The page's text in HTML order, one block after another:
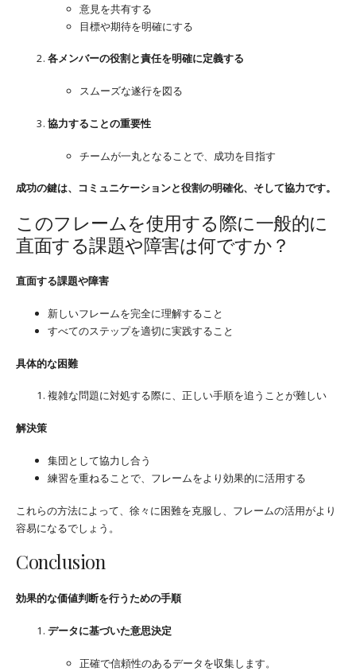
意見を共有する
目標や期待を明確にする
各メンバーの役割と責任を明確に定義する
スムーズな遂行を図る
協力することの重要性
チームが一丸となることで、成功を目指す
成功の鍵は、コミュニケーションと役割の明確化、そして協力です。
このフレームを使用する際に一般的に
直面する課題や障害は何ですか？
直面する課題や障害
新しいフレームを完全に理解すること
すべてのステップを適切に実践すること
具体的な困難
複雑な問題に対処する際に、正しい手順を追うことが難しい
解決策
集団として協力し合う
練習を重ねることで、フレームをより効果的に活用する
これらの方法によって、徐々に困難を克服し、フレームの活用がより
容易になるでしょう。
Conclusion
効果的な価値判断を行うための手順
データに基づいた意思決定
正確で信頼性のあるデータを収集します。